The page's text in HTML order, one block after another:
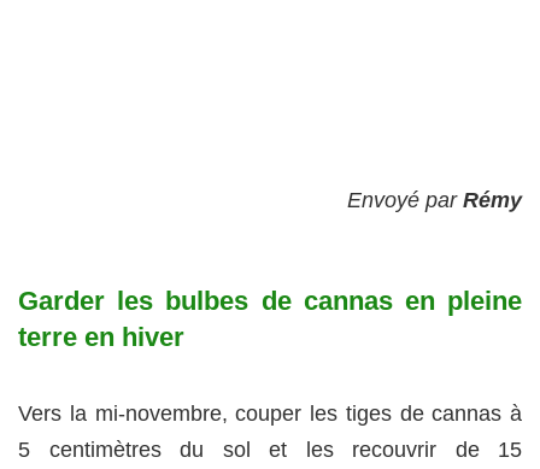
Envoyé par Rémy
Garder les bulbes de cannas en pleine
terre en hiver
Vers la mi-novembre, couper les tiges de cannas à
5 centimètres du sol et les recouvrir de 15